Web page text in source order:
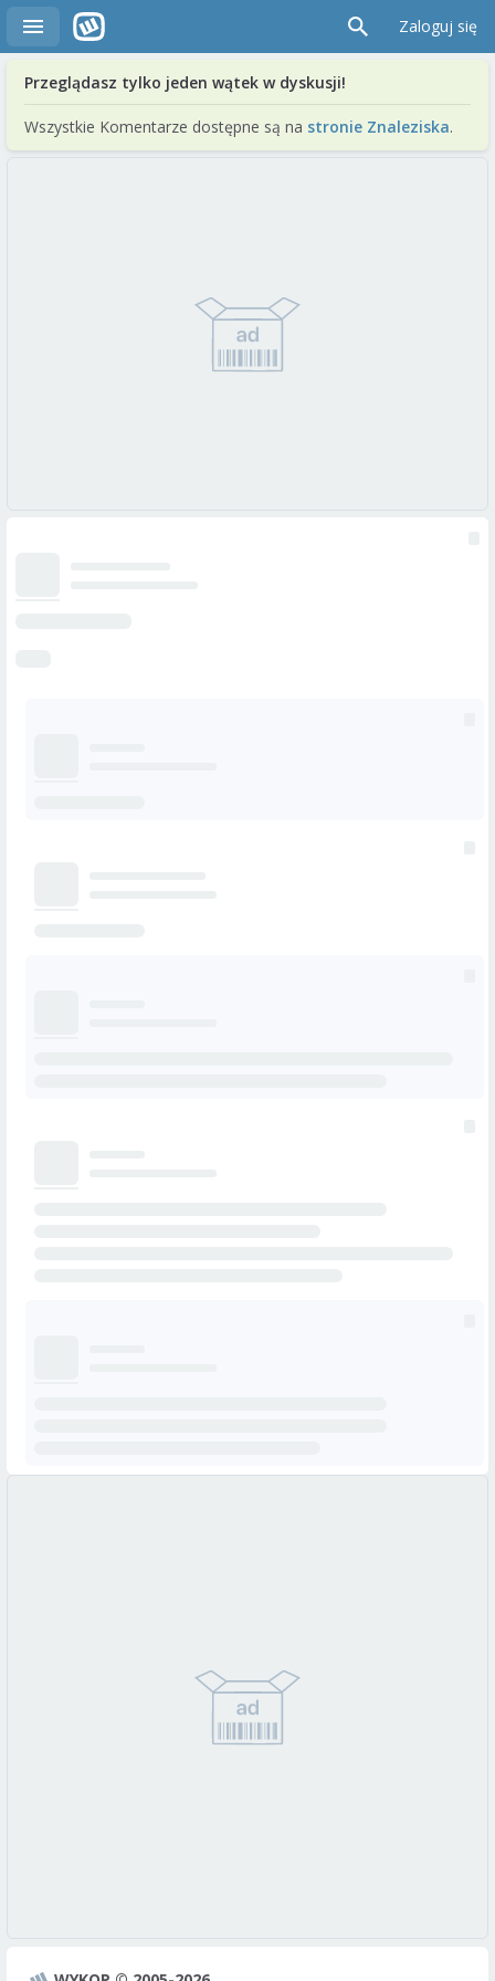
Zaloguj się
Przeglądasz tylko jeden wątek w dyskusji!
Wszystkie Komentarze dostępne są na stronie Znaleziska.